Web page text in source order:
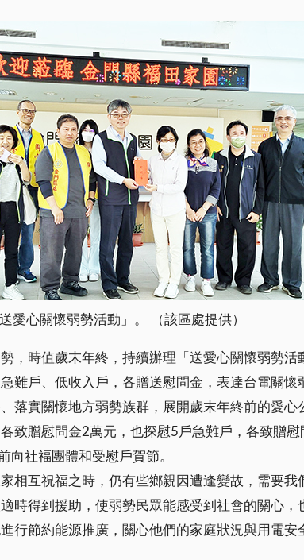
愛心關懷弱勢活動」。 （該區處提供）
時值歲末年終，持續辦理「送愛心關懷弱勢活
難戶、低收入戶，各贈送慰問金，表達台電關懷
落實關懷地方弱勢族群，展開歲末年終前的愛
致贈慰問金2萬元，也探慰5戶急難戶，各致贈
向社福團體和受慰戶賀節。
相互祝福之時，仍有些鄉親因遭逢變故，需要
時得到援助，使弱勢民眾能感受到社會的關心，
節約能源推廣，關心他們的家庭狀況與用電安